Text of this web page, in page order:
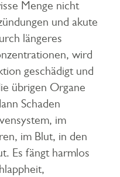
Menge nicht
und akute
längeres
wird
geschädigt und
übrigen Organe
Schaden
im
im Blut, in den
Es fängt harmlos